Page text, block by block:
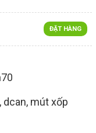
ĐẶT HÀNG
dcan, mút xốp